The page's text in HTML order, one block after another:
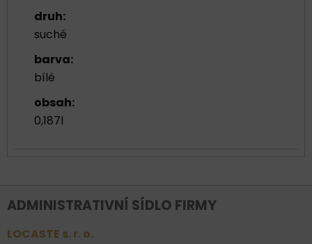
druh:
suché
barva:
bílé
obsah:
0,187l
ADMINISTRATIVNÍ SÍDLO FIRMY
LOCASTE s. r. o.